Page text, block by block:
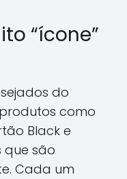
“ícone”
do
como
Black e
que são
Cada um